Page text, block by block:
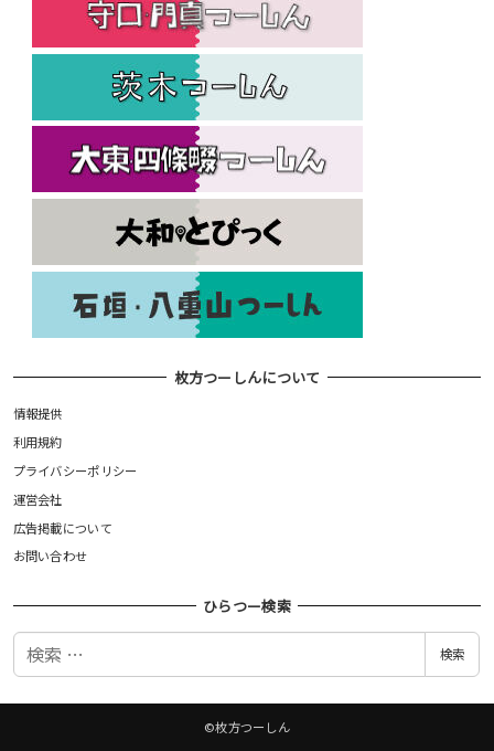
枚方つーしんについて
情報提供
利用規約
プライバシーポリシー
運営会社
広告掲載について
お問い合わせ
ひらつー検索
検
検索
©枚方つーしん